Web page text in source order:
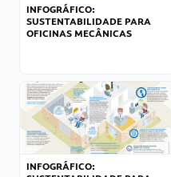
INFOGRÁFICO:
SUSTENTABILIDADE PARA
OFICINAS MECÂNICAS
INFOGRÁFICO: